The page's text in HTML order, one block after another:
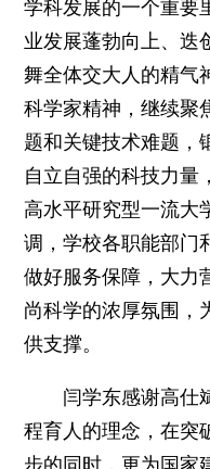
学科发展的一个重要
业发展蓬勃向上、迭
舞全体交大人的精气
科学家精神，继续聚
题和关键技术难题，
自立自强的科技力量
高水平研究型一流大
调，学校各职能部门
做好服务保障，大力
尚科学的浓厚氛围，
供支撑。
闫学东感谢高仕
程育人的理念，在突
步的同时，更为国家